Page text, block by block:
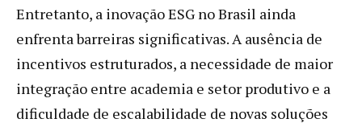
Entretanto, a inovação ESG no Brasil ainda
enfrenta barreiras significativas. A ausência de
incentivos estruturados, a necessidade de maior
integração entre academia e setor produtivo e a
dificuldade de escalabilidade de novas soluções